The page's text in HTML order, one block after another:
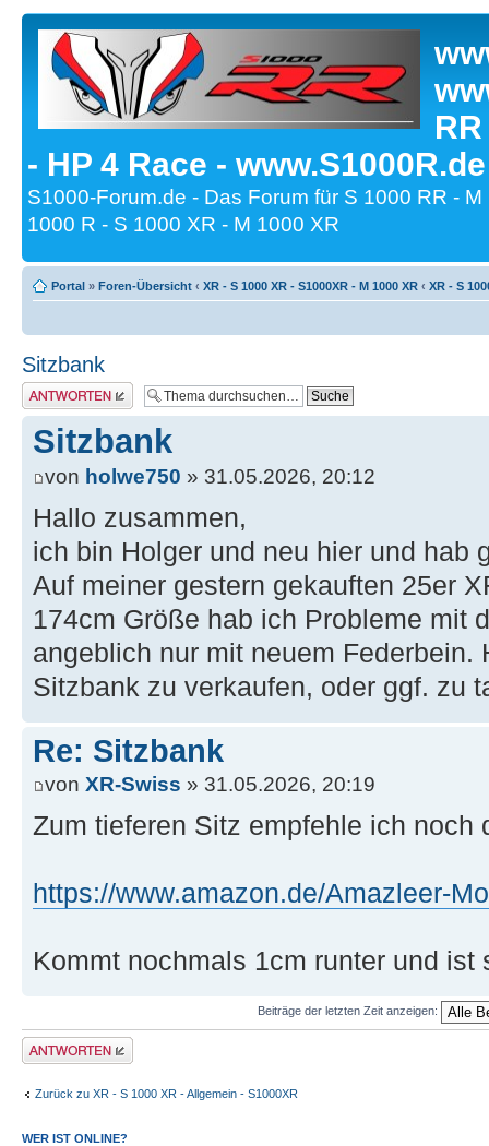
- HP 4 Race -
S1000-Forum.de - Das Forum für S 1000 RR -
1000 R - S 1000 XR - M 1000 XR
Portal » Foren-Übersicht ‹ XR - S 1000 XR - S1000XR - M 1000 XR ‹ XR - S
Sitzbank
Antwort erstellen
Sitzbank
von holwe750 » 31.05.2026, 20:12
Hallo zusammen,
ich bin Holger und neu hier und hab
Auf meiner gestern gekauften 25er
174cm Größe hab ich Probleme mit
angeblich nur mit neuem Federbein.
Sitzbank zu verkaufen, oder ggf. zu
Re: Sitzbank
von XR-Swiss » 31.05.2026, 20:19
Zum tieferen Sitz empfehle ich noch
https://www.amazon.de/Amazleer-
Kommt nochmals 1cm runter und ist
Beiträge der letzten Zeit anzeigen:
Antwort erstellen
Zurück zu XR - S 1000 XR - Allgemein - S1000XR
WER IST ONLINE?